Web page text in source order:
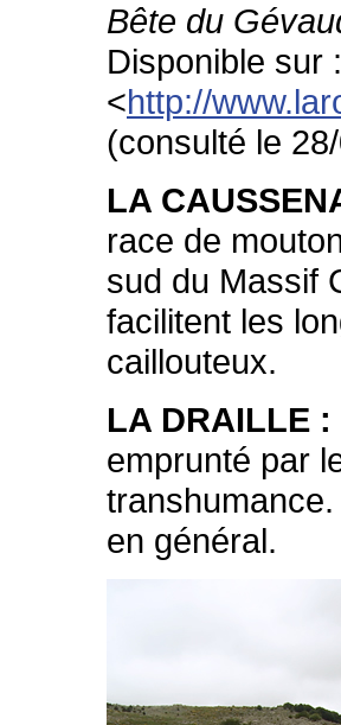
Bête du
Disponible sur :
<http://
(consulté le
LA
race de
sud du Massif
facilitent les
caillouteux.
LA DRAILLE :
emprunté par
en général.